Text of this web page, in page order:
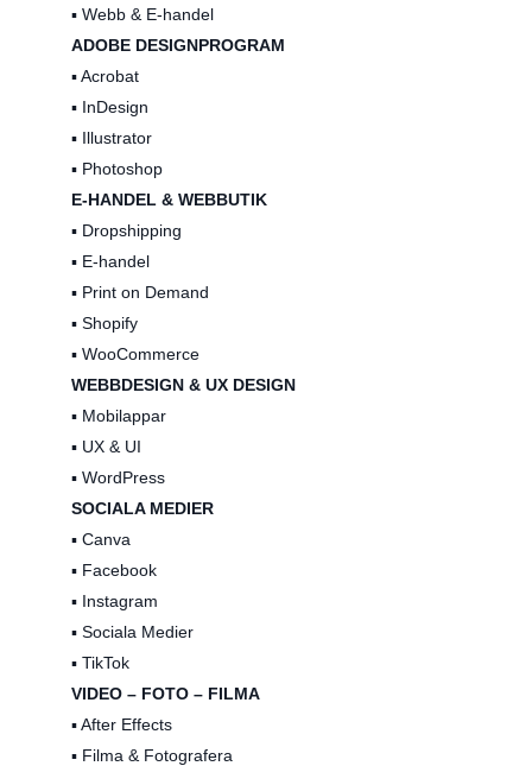
▪️ Webb & E-handel
ADOBE DESIGNPROGRAM
▪️ Acrobat
▪️ InDesign
▪️ Illustrator
▪️ Photoshop
E-HANDEL & WEBBUTIK
▪️ Dropshipping
▪️ E-handel
▪️ Print on Demand
▪️ Shopify
▪️ WooCommerce
WEBBDESIGN & UX DESIGN
▪️ Mobilappar
▪️ UX & UI
▪️ WordPress
SOCIALA MEDIER
▪️ Canva
▪️ Facebook
▪️ Instagram
▪️ Sociala Medier
▪️ TikTok
VIDEO – FOTO – FILMA
▪️ After Effects
▪️ Filma & Fotografera